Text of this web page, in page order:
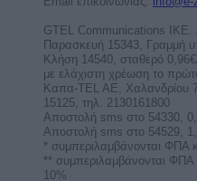
Άρης στον
Αυγούστου ως 28
Με τον Άρη στον
αισθανθούμε σαν στο